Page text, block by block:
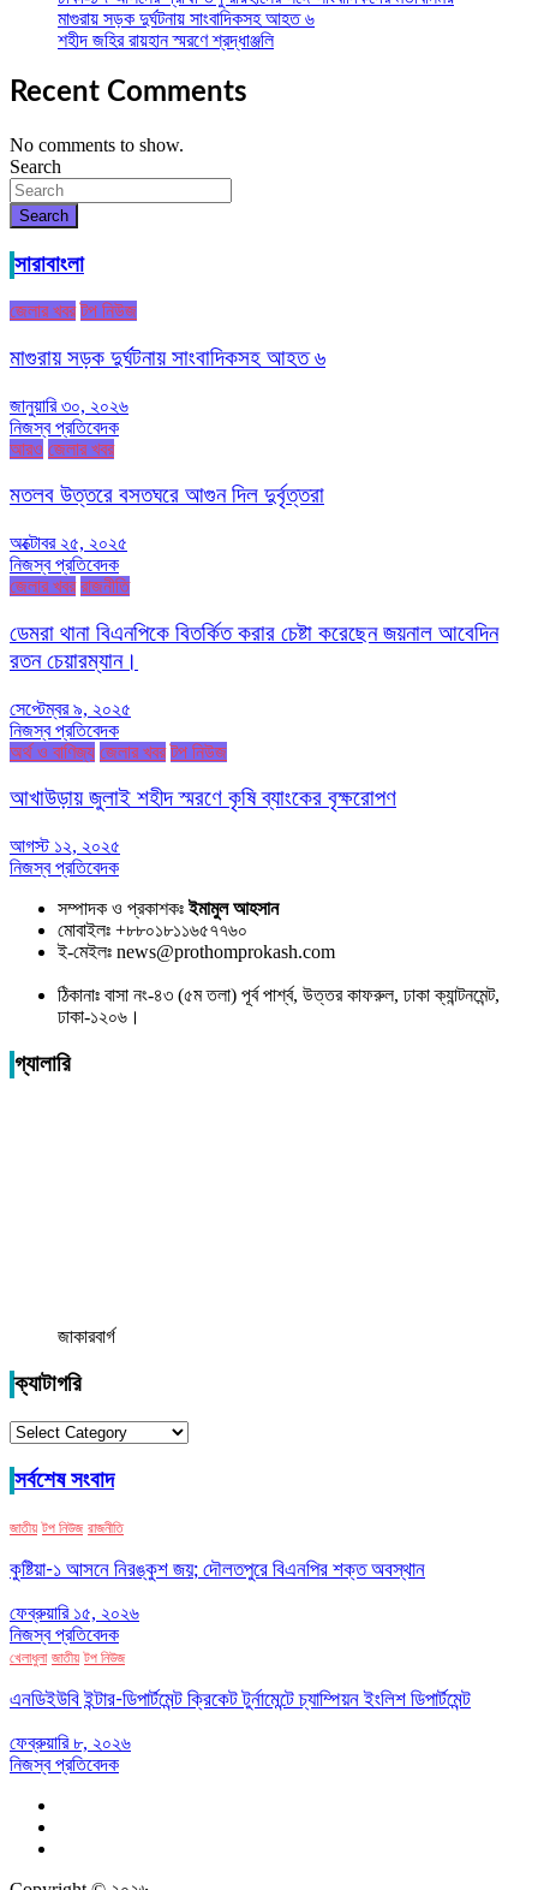
মাগুরায় সড়ক দুর্ঘটনায় সাংবাদিকসহ আহত ৬
শহীদ জহির রায়হান স্মরণে শ্রদ্ধাঞ্জলি
Recent Comments
No comments to show.
Search
Search
সারাবাংলা
জেলার খবর টপ নিউজ
মাগুরায় সড়ক দুর্ঘটনায় সাংবাদিকসহ আহত ৬
জানুয়ারি ৩০, ২০২৬
নিজস্ব প্রতিবেদক
আরও জেলার খবর
মতলব উত্তরে বসতঘরে আগুন দিল দুর্বৃত্তরা
অক্টোবর ২৫, ২০২৫
নিজস্ব প্রতিবেদক
জেলার খবর রাজনীতি
ডেমরা থানা বিএনপিকে বিতর্কিত করার চেষ্টা করেছেন জয়নাল আবেদিন
রতন চেয়ারম্যান।
সেপ্টেম্বর ৯, ২০২৫
নিজস্ব প্রতিবেদক
অর্থ ও বাণিজ্য জেলার খবর টপ নিউজ
আখাউড়ায় জুলাই শহীদ স্মরণে কৃষি ব্যাংকের বৃক্ষরোপণ
আগস্ট ১২, ২০২৫
নিজস্ব প্রতিবেদক
সম্পাদক ও প্রকাশকঃইমামুল আহসান
মোবাইলঃ +৮৮০১৮১১৬৫৭৭৬০
ই-মেইলঃ news@prothomprokash.com
ঠিকানাঃ বাসা নং-৪৩ (৫ম তলা) পূর্ব পার্শ্ব, উত্তর কাফরুল, ঢাকা ক্যান্টনমেন্ট,
ঢাকা-১২০৬।
গ্যালারি
জাকারবার্গ
ক্যাটাগরি
ক্যাটাগরি
সর্বশেষ সংবাদ
জাতীয় টপ নিউজ রাজনীতি
কুষ্টিয়া-১ আসনে নিরঙ্কুশ জয়; দৌলতপুরে বিএনপির শক্ত অবস্থান
ফেব্রুয়ারি ১৫, ২০২৬
নিজস্ব প্রতিবেদক
খেলাধুলা জাতীয় টপ নিউজ
এনডিইউবি ইন্টার-ডিপার্টমেন্ট ক্রিকেট টুর্নামেন্টে চ্যাম্পিয়ন ইংলিশ ডিপার্টমেন্ট
ফেব্রুয়ারি ৮, ২০২৬
নিজস্ব প্রতিবেদক